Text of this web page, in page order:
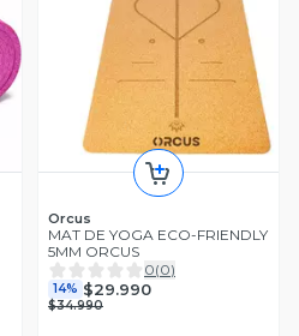
Orcus
MAT DE YOGA ECO-FRIENDLY
5MM ORCUS
0(0)
14% $29.990
$34.990